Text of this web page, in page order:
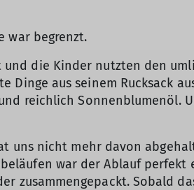
war begrenzt.
die Kinder nutzten den
aus seinem Rucksack
reichlich Sonnenblumenöl.
uns nicht mehr davon
war der Ablauf perfekt
zusammengepackt. Sobald